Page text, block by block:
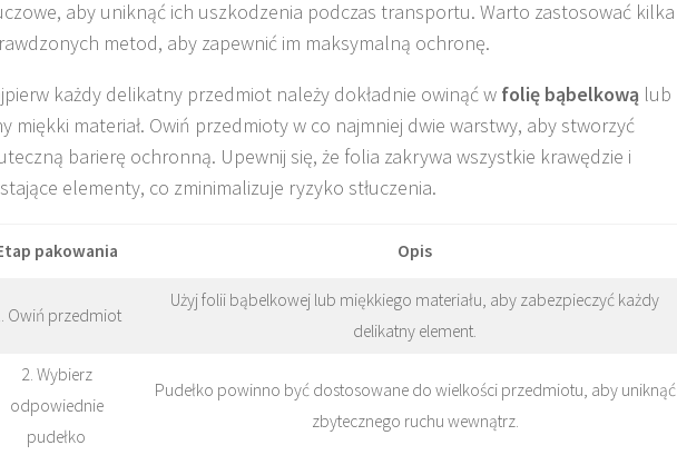
aby uniknąć ich uszkodzenia podczas transportu. Warto zastosować kilka
metod, aby zapewnić im maksymalną ochronę.
każdy delikatny przedmiot należy dokładnie owinąć w folię bąbelkową lub
miękki materiał. Owiń przedmioty w co najmniej dwie warstwy, aby stworzyć
barierę ochronną. Upewnij się, że folia zakrywa wszystkie krawędzie i
elementy, co zminimalizuje ryzyko stłuczenia.
pakowania Opis
Owiń przedmiot
Użyj folii bąbelkowej lub miękkiego materiału, aby zabezpieczyć każdy
delikatny element.
2. Wybierz
odpowiednie
pudełko
Pudełko powinno być dostosowane do wielkości przedmiotu, aby uniknąć
zbytecznego ruchu wewnątrz.